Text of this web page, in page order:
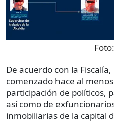
Foto:
De acuerdo con la
comenzado hace al
participación de políticos,
así como de
inmobiliarias de la capital